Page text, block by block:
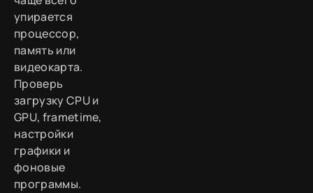
упирается
процессор,
память или
видеокарта.
Проверь
загрузку CPU и
GPU, frametime,
настройки
графики и
фоновые
программы.